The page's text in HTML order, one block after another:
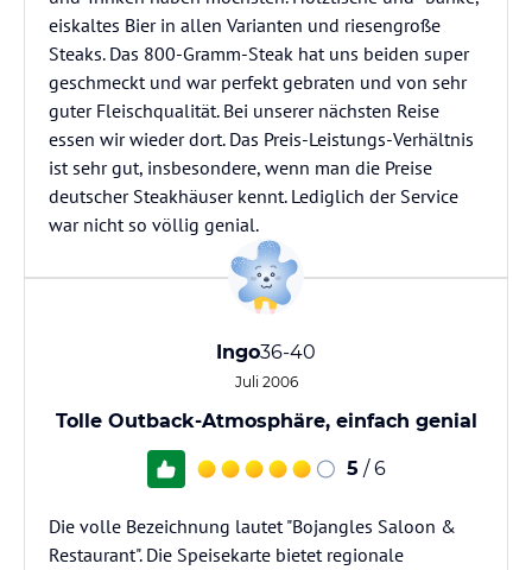
eiskaltes Bier in allen Varianten und riesengroße
Steaks. Das 800-Gramm-Steak hat uns beiden super
geschmeckt und war perfekt gebraten und von sehr
guter Fleischqualität. Bei unserer nächsten Reise
essen wir wieder dort. Das Preis-Leistungs-Verhältnis
ist sehr gut, insbesondere, wenn man die Preise
deutscher Steakhäuser kennt. Lediglich der Service
war nicht so völlig genial.
Ingo36-40
Juli 2006
Tolle Outback-Atmosphäre, einfach genial
5 / 6
Die volle Bezeichnung lautet "Bojangles Saloon &
Restaurant". Die Speisekarte bietet regionale